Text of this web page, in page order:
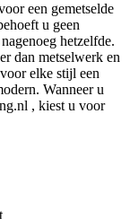
een gemetselde
u geen
hetzelfde.
dan metselwerk en
elke stijl een
Wanneer u
, kiest u voor